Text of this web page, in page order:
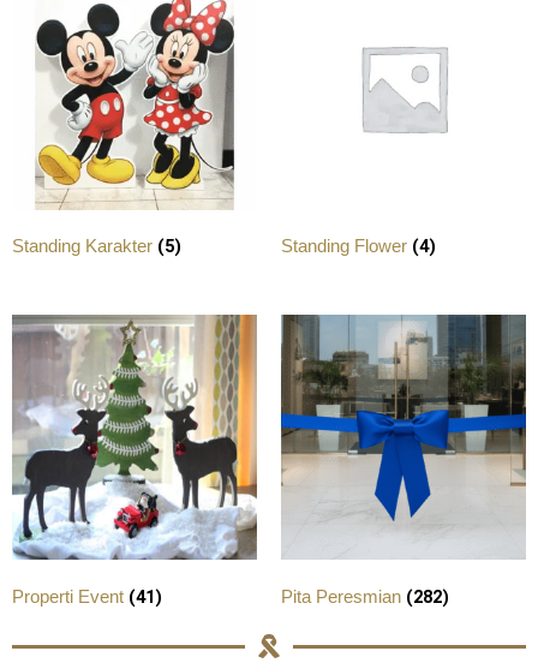
Standing Karakter (5) Standing Flower (4)
Properti Event (41) Pita Peresmian (282)